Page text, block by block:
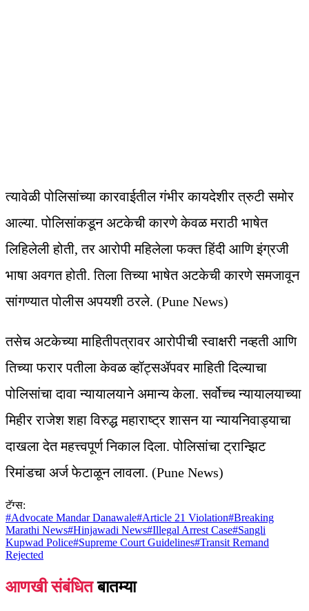
त्यावेळी पोलिसांच्या कारवाईतील गंभीर कायदेशीर त्रुटी समोर
आल्या. पोलिसांकडून अटकेची कारणे केवळ मराठी भाषेत
लिहिलेली होती, तर आरोपी महिलेला फक्त हिंदी आणि इंग्रजी
भाषा अवगत होती. तिला तिच्या भाषेत अटकेची कारणे समजावून
सांगण्यात पोलीस अपयशी ठरले. (Pune News)
तसेच अटकेच्या माहितीपत्रावर आरोपीची स्वाक्षरी नव्हती आणि
तिच्या फरार पतीला केवळ व्हॉट्सॲपवर माहिती दिल्याचा
पोलिसांचा दावा न्यायालयाने अमान्य केला. सर्वोच्च न्यायालयाच्या
मिहीर राजेश शहा विरुद्ध महाराष्ट्र शासन या न्यायनिवाड्याचा
दाखला देत महत्त्वपूर्ण निकाल दिला. पोलिसांचा ट्रान्झिट
रिमांडचा अर्ज फेटाळून लावला. (Pune News)
टॅग्स:
#Advocate Mandar Danawale#Article 21 Violation#Breaking
Marathi News#Hinjawadi News#Illegal Arrest Case#Sangli
Kupwad Police#Supreme Court Guidelines#Transit Remand
Rejected
आणखी संबंधित बातम्या